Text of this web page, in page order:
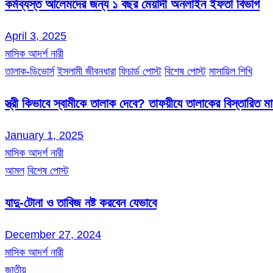
কর্মব্যস্ত আলেমদের জন্য ১ বছর মেয়াদী অনলাইন ইফতা বিভাগ
April 3, 2025
মাসিক আদর্শ নারী
তালাক-ডিভোর্স ইসলামী জীবনধারা ফিচার্ড পোস্ট বিশেষ পোস্ট মাসায়িল শিখি
স্ত্রী কিভাবে স্বামীকে তালাক দেবে? তাফয়ীযে তালাকের বিস্তারিত
January 1, 2025
মাসিক আদর্শ নারী
আমল বিশেষ পোস্ট
যাদু-টোনা ও তাবিজ নষ্ট করবেন যেভাবে
December 27, 2024
মাসিক আদর্শ নারী
জাতীয়